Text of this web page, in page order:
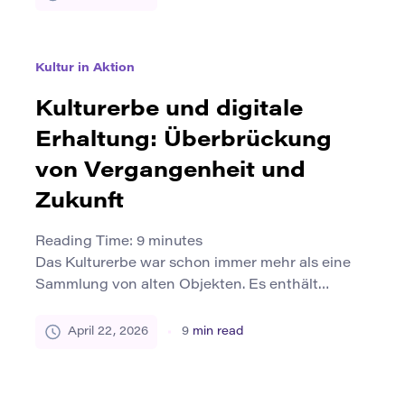
ein. Sie helfen bei der Definition […]
Kultur in Aktion
Kulturerbe und digitale
Erhaltung: Überbrückung
von Vergangenheit und
Zukunft
Reading Time: 9 minutes
Das Kulturerbe war schon immer mehr als eine
Sammlung von alten Objekten. Es enthält
Lieder, Rituale, mündliche Geschichten, lokale
April 22, 2026 9 min read